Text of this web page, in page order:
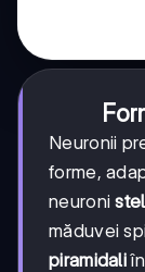
Neuronii
forme,
neuroni
măduvei
piramidali